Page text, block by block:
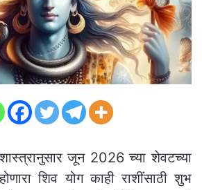
जून 2026 च्या शेवटच्या
शिव योग काही राशींसाठी शुभ